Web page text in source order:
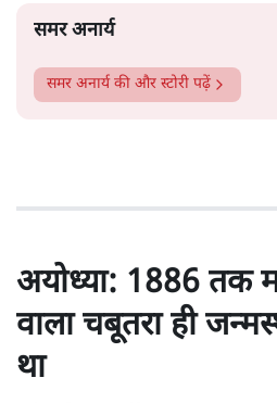
समर अनार्य
समर अनार्यकी और स्टोरी पढ़ें
अयोध्या: 1886 तक
वाला चबूतरा ही
था